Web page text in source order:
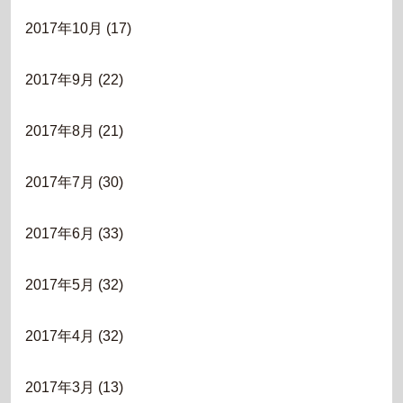
2017年10月 (17)
2017年9月 (22)
2017年8月 (21)
2017年7月 (30)
2017年6月 (33)
2017年5月 (32)
2017年4月 (32)
2017年3月 (13)